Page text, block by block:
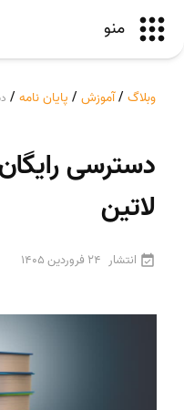
منو
وبلاگ /آموزش / پایان نامه /
دسترسی
لاتین
انتشار 24 فروردین 1405